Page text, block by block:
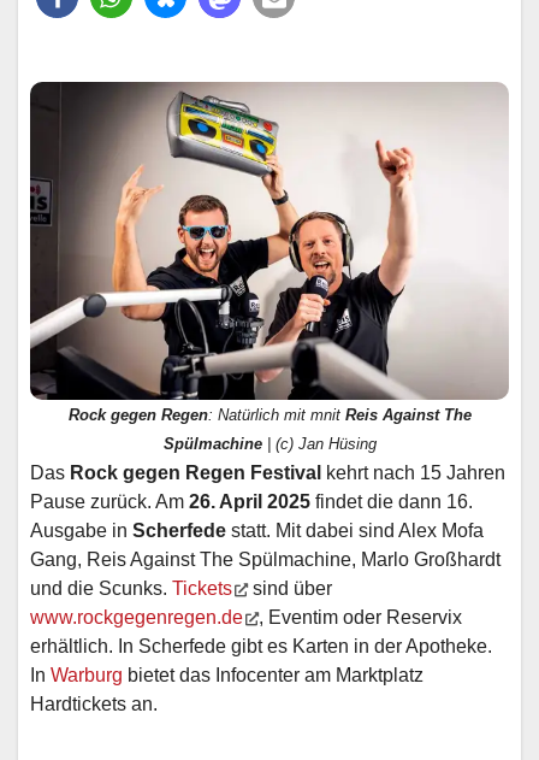
Rock gegen Regen: Natürlich mit mnit Reis Against The
Spülmachine| (c) Jan Hüsing
Das Rock gegen Regen Festival kehrt nach 15 Jahren
Pause zurück. Am 26. April 2025 findet die dann 16.
Ausgabe in Scherfede statt. Mit dabei sind Alex Mofa
Gang, Reis Against The Spülmachine, Marlo Großhardt
und die Scunks. Tickets
sind über
www.rockgegenregen.de
, Eventim oder Reservix
erhältlich. In Scherfede gibt es Karten in der Apotheke.
In Warburg bietet das Infocenter am Marktplatz
Hardtickets an.